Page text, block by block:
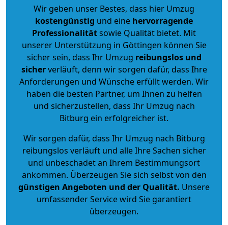
Wir geben unser Bestes, dass hier Umzug
kostengünstig und eine hervorragende
Professionalitätsowie Qualität bietet. Mit
unserer Unterstützung in Göttingen können Sie
sicher sein, dass Ihr Umzug reibungslos und
sicherverläuft, denn wir sorgen dafür, dass Ihre
Anforderungen und Wünsche erfüllt werden. Wir
haben die besten Partner, um Ihnen zu helfen
und sicherzustellen, dass Ihr Umzug nach
Bitburg ein erfolgreicher ist.
Wir sorgen dafür, dass Ihr Umzug nach Bitburg
reibungslos verläuft und alle Ihre Sachen sicher
und unbeschadet an Ihrem Bestimmungsort
ankommen. Überzeugen Sie sich selbst von den
günstigen Angeboten und der Qualität. Unsere
umfassender Service wird Sie garantiert
überzeugen.